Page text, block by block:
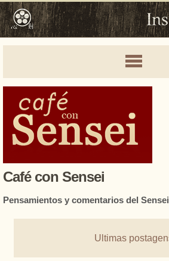
Café con Sensei
Pensamientos y comentarios del
Ultimas